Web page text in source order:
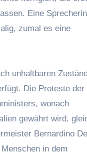
Eine
zumal es eine
unhaltbaren
Die Proteste der
wonach
gewährt wird,
Bernardino De
in dem